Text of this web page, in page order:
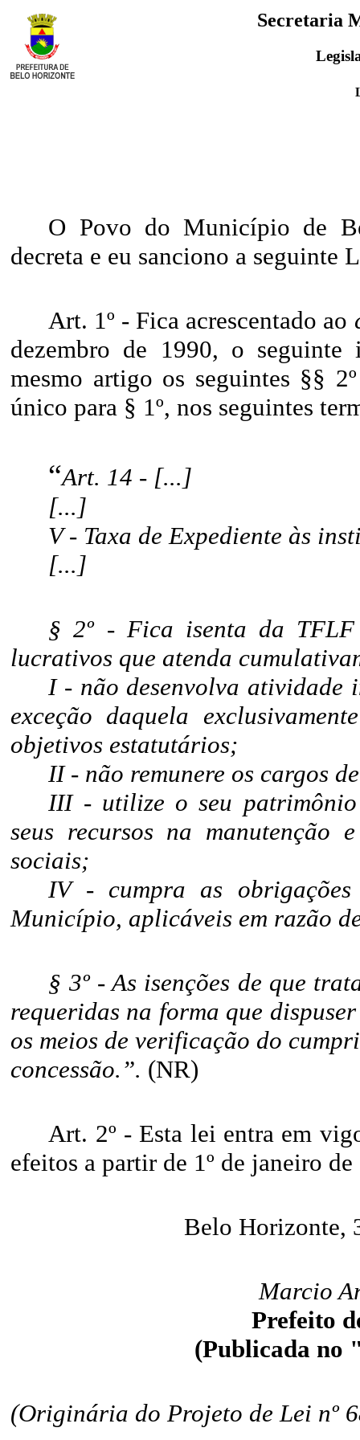
Secretaria
O Povo do Município de
decreta e eu sanciono a seguinte
Art. 1º - Fica acrescentado ao
dezembro de 1990, o seguinte
mesmo artigo os seguintes §§
único para § 1º, nos seguintes
“Art. 14 - [...]
[...]
V - Taxa de Expediente às
[...]
§ 2º - Fica isenta da
lucrativos que atenda
I - não desenvolva atividade
exceção daquela
objetivos estatutários;
II - não remunere os cargos
III - utilize o seu
seus recursos na manutenção
sociais;
IV - cumpra as
Município, aplicáveis em razão
§ 3º - As isenções de que
requeridas na forma que
os meios de verificação do
concessão.”. (NR)
Art. 2º - Esta lei entra em
efeitos a partir de 1º de janeiro
Belo Horizonte,
Marcio
Prefeito
(Publicada no
(Originária do Projeto de Lei nº